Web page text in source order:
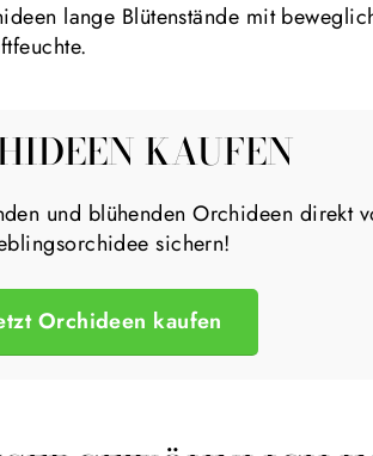
lange Blütenstände mit
KAUFEN
und blühenden Orchideen direkt
sichern!
Orchideen kaufen